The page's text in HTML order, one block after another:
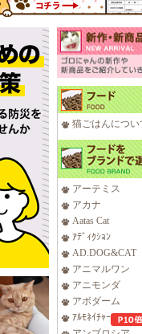
猫ごはんについ
アーテミス
アカナ
Aatas Cat
ｱﾃﾞｨｸｼｮﾝ
AD.DOG&CAT
アニマルワン
アニモンダ
アボダーム
ｱﾙﾓﾈｲﾁｬｰ